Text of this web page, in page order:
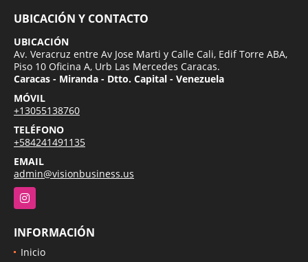
UBICACIÓN Y CONTACTO
UBICACIÓN
Av. Veracruz entre Av Jose Marti y Calle Cali, Edif Torre ABA,
Piso 10 Oficina A, Urb Las Mercedes Caracas.
Caracas - Miranda - Dtto. Capital - Venezuela
MÓVIL
+13055138760
TELÉFONO
+584241491135
EMAIL
admin@visionbusiness.us
Instagram
INFORMACIÓN
Inicio